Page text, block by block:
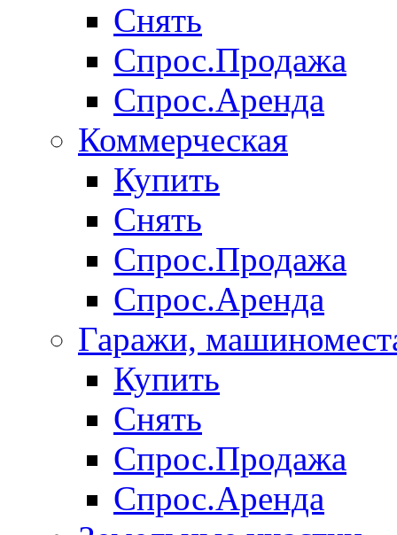
Снять
Спрос.Продажа
Спрос.Аренда
Коммерческая
Купить
Снять
Спрос.Продажа
Спрос.Аренда
Гаражи,
Купить
Снять
Спрос.Продажа
Спрос.Аренда